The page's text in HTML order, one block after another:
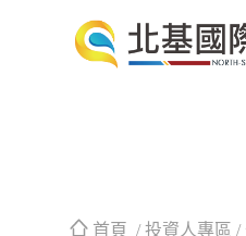
首頁 / 投資人專區 /